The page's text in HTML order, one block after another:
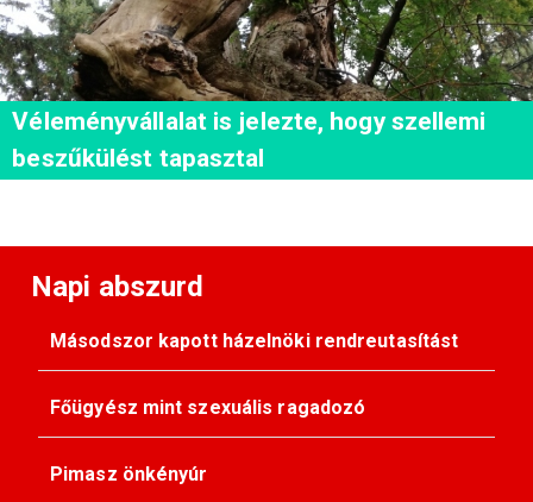
Véleményvállalat is jelezte, hogy szellemi
beszűkülést tapasztal
Napi abszurd
Másodszor kapott házelnöki rendreutasítást
Főügyész mint szexuális ragadozó
Pimasz önkényúr